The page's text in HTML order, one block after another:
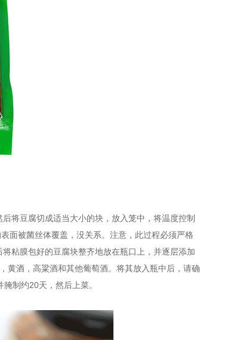
将豆腐切成适当大小的块，放入笼中，将温度控制
面被菌丝体覆盖，没关系。注意，此过程必须严格
粘膜包好的豆腐块整齐地放在瓶口上，并逐层添加
黄酒，高粱酒和其他葡萄酒。将其放入瓶中后，请确
制约20天，然后上菜。